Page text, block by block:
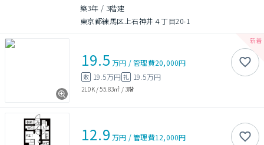
築3年 / 3階建
東京都練馬区上石神井４丁目20-1
19.5 万円 /管理費20,000円
敷 19.5万円 礼 19.5万円
2LDK/55.83㎡ /3階
12.9 万円 /管理費12,000円